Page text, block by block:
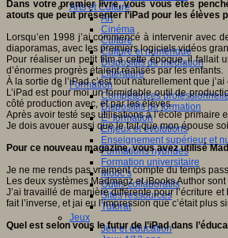
Arts et Culture
Art
Cinéma
Culture
Culture et numérique
Dispositifs de médiation
Littérature
Formation
Compétences
Dispositifs de formation
E- formation
Enjeux et évolutions
Enseignement supérieur et
Formations hybrides
Formation universitaire
Mooc’s
Outils collaboratifs
Sites ressources
Tutorat
Jeux
Jeu et éducation
Dans votre premier livre, vous vous êtes
atouts que peut présenter l’iPad pour les élèves
Lorsqu’en 1998 j’ai commencé à intervenir avec
diaporamas, avec les premiers logiciels vidéos
Pour réaliser un petit film à cette époque, il fallait
d’énormes progrès étaient réalisés par les enfants.
À la sortie de l’iPad c’est tout naturellement que
L’iPad est pour moi un formidable outil de
côté production avec, et par les élèves.
Après avoir testé ses utilisations à l’école primaire
Je dois avouer aussi que le fait que mon épouse
Pour ce nouveau magazine, vous avez utilisé
Je ne me rends pas vraiment compte du temps
Les deux systèmes Madmagz et iBooks Author
J’ai travaillé de manière différente pour l’écriture
fait l’inverse, et jai eu l’impression que c’était plus
Quel est selon vous le futur de l’iPad dans